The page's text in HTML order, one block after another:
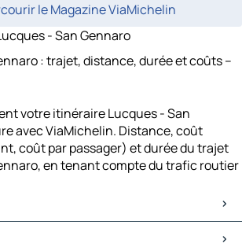
le Magazine ViaMichelin
- San Gennaro
: trajet, distance, durée et coûts –
votre itinéraire Lucques - San
avec ViaMichelin. Distance, coût
coût par passager) et durée du trajet
en tenant compte du trafic routier
et plans